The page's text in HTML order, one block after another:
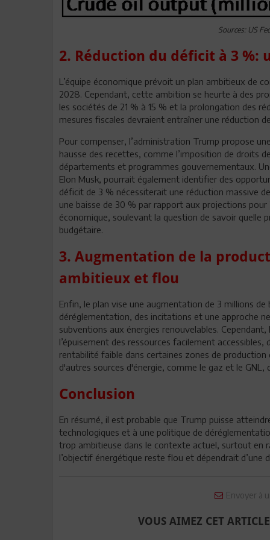
Sources: US
2. Réduction du déficit à 3 %:
L’équipe économique prévoit un plan ambitieux de
2028. Cependant, cette ambition se heurte à des
les sociétés de 21 % à 15 % et la prolongation des
mesures fiscales devraient entraîner une réduction
Pour compenser, l’administration Trump propose
hausse des recettes, comme l’imposition de droits
départements et programmes gouvernementaux.
Elon Musk, pourrait également identifier des
déficit de 3 % nécessiterait une réduction massive
une baisse de 30 % par rapport aux projections
économique, soulevant la question de savoir quelle
budgétaire.
3. Augmentation de la
ambitieux et flou
Enfin, le plan vise une augmentation de 3 millions
déréglementation, des incitations et une approche
subventions aux énergies renouvelables.
l’épuisement des ressources facilement
rentabilité faible dans certaines zones de
d'autres sources d'énergie, comme le gaz et le GNL,
Conclusion
En résumé, il est probable que Trump puisse
technologiques et à une politique de
trop ambitieuse dans le contexte actuel, surtout en
l’objectif énergétique reste flou et dépendrait d’une
Envoyer à
VOUS AIMEZ CET